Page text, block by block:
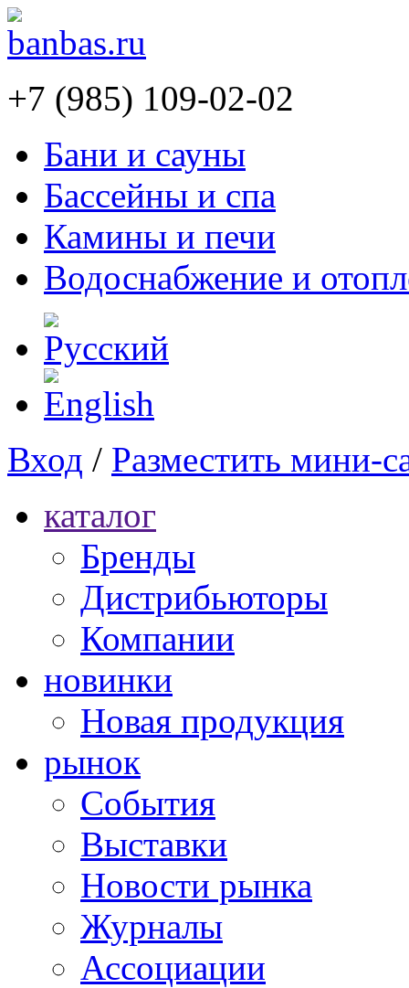
+7 (985) 109-02-02
Бани и сауны
Бассейны и спа
Камины и печи
Водоснабжение и
Вход / Разместить мини-
каталог
Бренды
Дистрибьюторы
Компании
новинки
Новая продукция
рынок
Cобытия
Выставки
Новости рынка
Журналы
Ассоциации